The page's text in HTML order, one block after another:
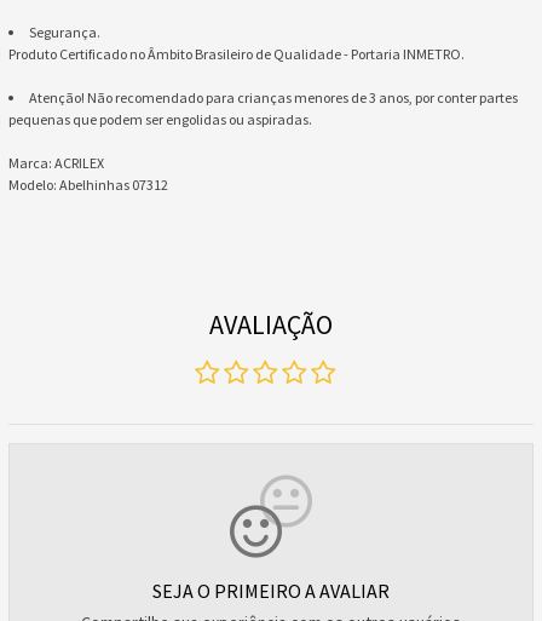
Segurança.
Produto Certificado no Âmbito Brasileiro de Qualidade - Portaria INMETRO.
Atenção! Não recomendado para crianças menores de 3 anos, por conter partes
pequenas que podem ser engolidas ou aspiradas.
Marca: ACRILEX
Modelo: Abelhinhas 07312
AVALIAÇÃO
SEJA O PRIMEIRO A AVALIAR